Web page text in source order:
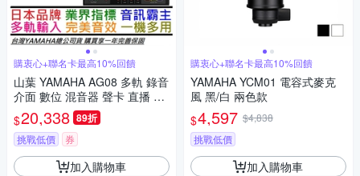
購衷心+聯名卡最高10%回饋
山葉 YAMAHA AG08 多軌 錄音
介面 數位 混音器 聲卡 直播 實
況 錄音 Podcast 公司貨 贈錄音
軟體
$20,338 89折
挑戰低價 券
加入購物車
購衷心+聯名卡最高10%回饋
YAMAHA YCM01 電容式麥克
風 黑/白 兩色款
$4,597 $4,838
挑戰低價
加入購物車